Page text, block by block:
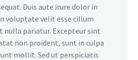
Duis aute irure dolor in
voluptate velit esse cillum
nulla pariatur. Excepteur sint
non proident, sunt in culpa
mollit. Sed ut perspiciatis